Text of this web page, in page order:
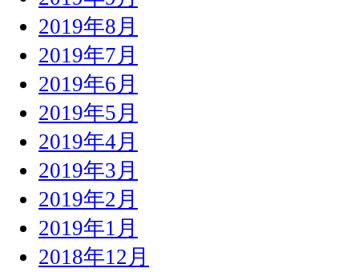
2019年8月
2019年7月
2019年6月
2019年5月
2019年4月
2019年3月
2019年2月
2019年1月
2018年12月